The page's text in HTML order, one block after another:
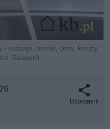
- rodzaje, opinie, ceny, koszty
Sawyer0
Udostępnij